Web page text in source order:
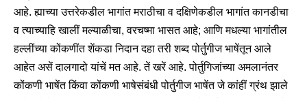
आहे. ह्याच्या उत्तरेकडील भागांत मराठीचा व दक्षिणेकडील भागांत कानडीचा
व त्याच्याहि खालीं मल्याळीचा, वरचष्मा भासत आहे; आणि मधल्या भागांतील
हल्लींच्या कोंकणींत शेंकडा निदान दहा तरी शब्द पोर्तुगीज भाषेंतून आले
आहेत असें दालगादो यांचें मत आहे. तें खरें आहे. पोर्तुगिजांच्या अमलानंतर
कोंकणी भाषेंत किंवा कोंकणी भाषेसंबंधी पोर्तुगीज भाषेंत जे कांहीं ग्रंथ झाले